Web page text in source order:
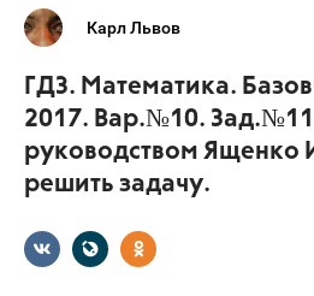
Ященко И.В.
Карл Львов
ГДЗ. Математика.
2017. Вар.№10.
руководством Ященко
решить задачу.